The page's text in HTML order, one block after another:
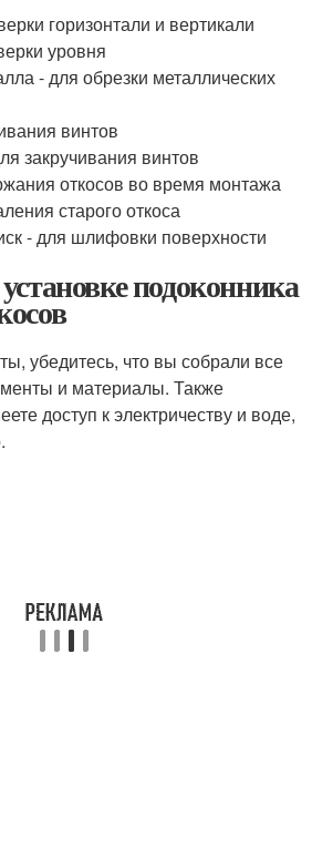
горизонтали и вертикали
уровня
- для обрезки металлических
винтов
закручивания винтов
откосов во время монтажа
старого откоса
- для шлифовки поверхности
подоконника
убедитесь, что вы собрали все
и материалы. Также
доступ к электричеству и воде,